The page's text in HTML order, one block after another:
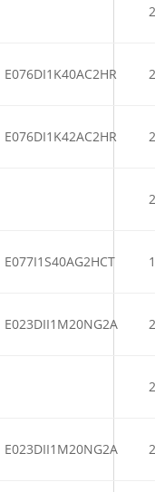
E076DI1K40AC2HR
E076DI1K42AC2HR
E077I1S40AG2HCT
E023DII1M20NG2A
E023DII1M20NG2A